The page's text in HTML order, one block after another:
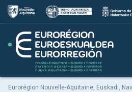
Eurorégion Nouvelle-Aquitaine, Euskadi,